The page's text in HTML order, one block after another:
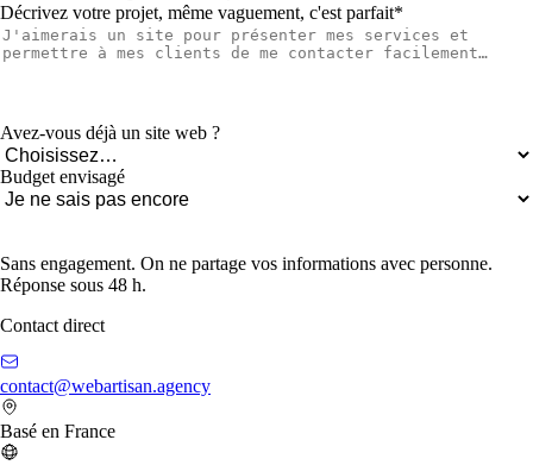
Décrivez votre projet, même vaguement, c'est parfait*
Avez-vous déjà un site web ?
Budget envisagé
Sans engagement. On ne partage vos informations avec personne.
Réponse sous 48 h.
Contact direct
contact@webartisan.agency
Basé en France